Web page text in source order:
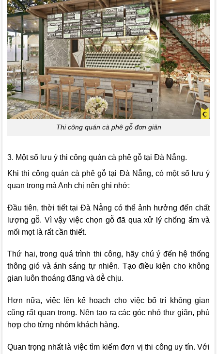
Thi công quán cà phê gỗ đơn giản
3. Một số lưu ý thi công quán cà phê gỗ tại Đà Nẵng.
Khi thi công quán cà phê gỗ tại Đà Nẵng, có một số lưu ý
quan trọng mà Anh chị nên ghi nhớ:
Đầu tiên, thời tiết tại Đà Nẵng có thể ảnh hưởng đến chất
lượng gỗ. Vì vậy việc chọn gỗ đã qua xử lý chống ẩm và
mối mọt là rất cần thiết.
Thứ hai, trong quá trình thi công, hãy chú ý đến hệ thống
thông gió và ánh sáng tự nhiên. Tạo điều kiện cho không
gian luôn thoáng đãng và dễ chịu.
Hơn nữa, việc lên kế hoạch cho việc bố trí không gian
cũng rất quan trọng. Nên tạo ra các góc nhỏ thư giãn, phù
hợp cho từng nhóm khách hàng.
Quan trọng nhất là việc tìm kiếm đơn vị thi công uy tín. Với